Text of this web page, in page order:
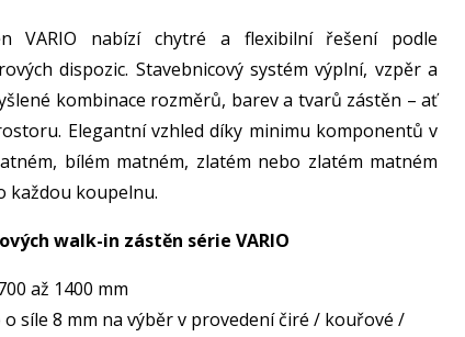
VARIO nabízí chytré a flexibilní řešení podle
dispozic. Stavebnicový systém výplní, vzpěr a
kombinace rozměrů, barev a tvarů zástěn – ať
Elegantní vzhled díky minimu komponentů v
bílém matném, zlatém nebo zlatém matném
každou koupelnu.
walk-in zástěn série VARIO
až 1400 mm
síle 8 mm na výběr v provedení čiré / kouřové /